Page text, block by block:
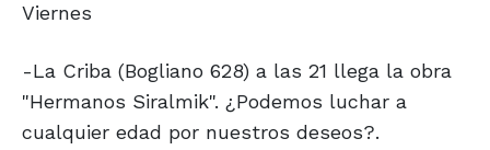
Viernes
-La Criba (Bogliano 628) a las 21 llega la obra
"Hermanos Siralmik". ¿Podemos luchar a
cualquier edad por nuestros deseos?.